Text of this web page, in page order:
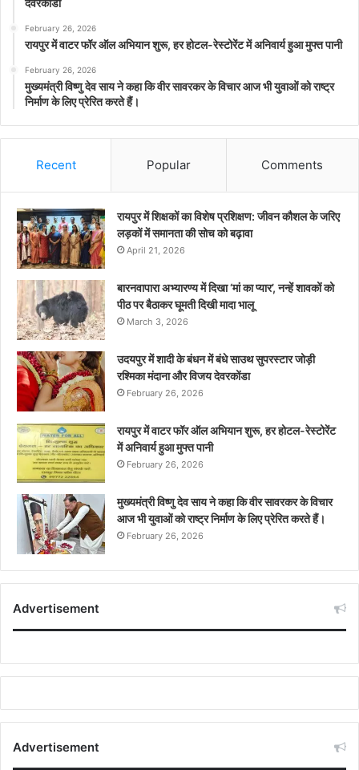
February 26, 2026
रायपुर में वाटर फॉर ऑल अभियान शुरू, हर होटल-रेस्टोरेंट में अनिवार्य हुआ मुफ्त पानी
February 26, 2026
मुख्यमंत्री विष्णु देव साय ने कहा कि वीर सावरकर के विचार आज भी युवाओं को राष्ट्र
निर्माण के लिए प्रेरित करते हैं।
Recent Popular Comments
रायपुर में शिक्षकों का विशेष प्रशिक्षण: जीवन कौशल के जरिए
लड़कों में समानता की सोच को बढ़ावा
April 21, 2026
बारनवापारा अभ्यारण्य में दिखा ‘मां का प्यार’, नन्हें शावकों को
पीठ पर बैठाकर घूमती दिखी मादा भालू
March 3, 2026
उदयपुर में शादी के बंधन में बंधे साउथ सुपरस्टार जोड़ी
रश्मिका मंदाना और विजय देवरकोंडा
February 26, 2026
रायपुर में वाटर फॉर ऑल अभियान शुरू, हर होटल-रेस्टोरेंट
में अनिवार्य हुआ मुफ्त पानी
February 26, 2026
मुख्यमंत्री विष्णु देव साय ने कहा कि वीर सावरकर के विचार
आज भी युवाओं को राष्ट्र निर्माण के लिए प्रेरित करते हैं।
February 26, 2026
Advertisement
Advertisement